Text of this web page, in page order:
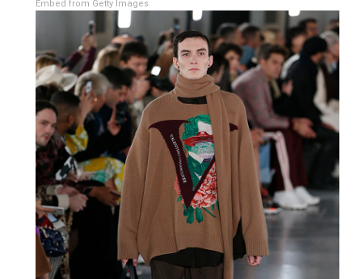
Embed from Getty Images